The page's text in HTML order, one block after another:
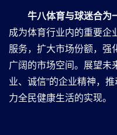
⽜⼋体育与球迷合为
成为体育行业内的重要企
服务，扩大市场份额，强
广阔的市场空间。展望未
业、诚信”的企业精神，
力全民健康生活的实现。